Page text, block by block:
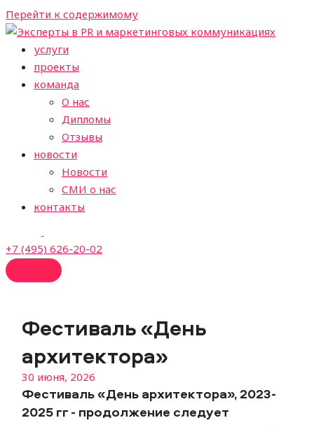
Перейти к содержимому
услуги
проекты
команда
О нас
Дипломы
Отзывы
новости
Новости
СМИ о нас
контакты
+7 (495) 626-20-02
Фестиваль «День
архитектора»
30 июня, 2026
Фестиваль «День архитектора», 2023-
2025 гг - продолжение следует